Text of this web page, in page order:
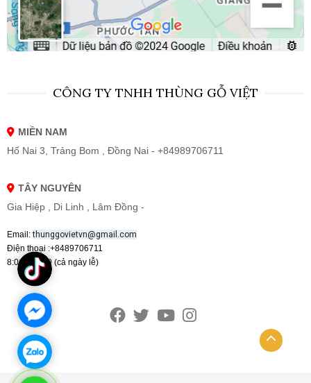
CÔNG TY TNHH THÙNG GỖ VIỆT
MIỀN NAM
Hố Nai 3, Trảng Bom , Đồng Nai - +84989706711
TÂY NGUYÊN
Gia Hiệp , Di Linh , Lâm Đồng -
Email:thunggovietvn@gmail.com
Điện thoại :+8489706711
8:00 - 19:00 (cả ngày lễ)